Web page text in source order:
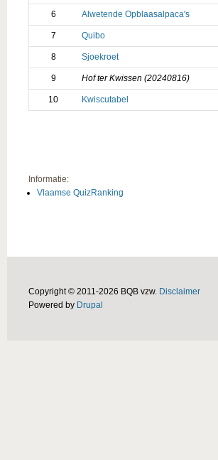
6 Alwetende Opblaasalpaca's
7 Quibo
8 Sjoekroet
9 Hof ter Kwissen (20240816)
10 Kwiscutabel
Informatie:
Vlaamse QuizRanking
Copyright © 2011-2026 BQB vzw. Disclaimer
Powered by Drupal